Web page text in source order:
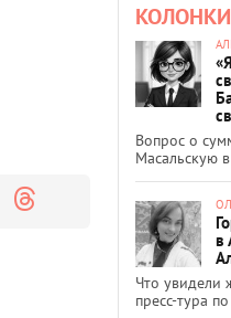
КОЛОНКИ
Вопрос о
Масальскую
в
Что увидели
пресс-тура